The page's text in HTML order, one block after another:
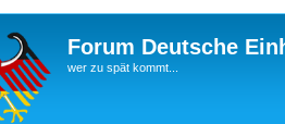
Forum Deutsche
wer zu spät kommt...